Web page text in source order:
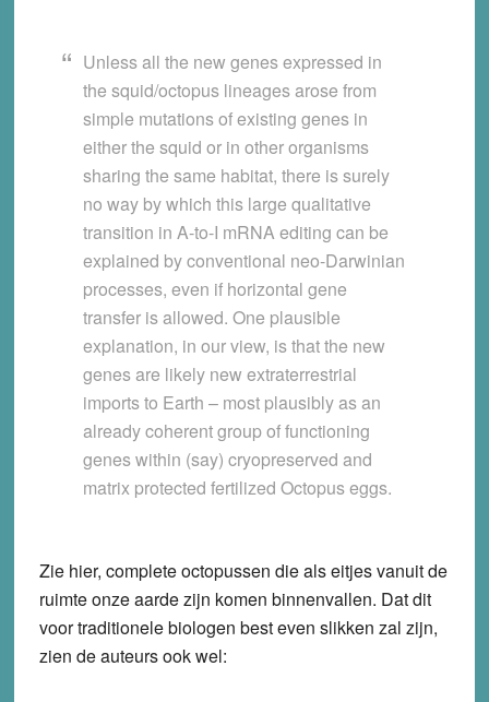
Unless all the new genes expressed in
the squid/octopus lineages arose from
simple mutations of existing genes in
either the squid or in other organisms
sharing the same habitat, there is surely
no way by which this large qualitative
transition in A-to-I mRNA editing can be
explained by conventional neo-Darwinian
processes, even if horizontal gene
transfer is allowed. One plausible
explanation, in our view, is that the new
genes are likely new extraterrestrial
imports to Earth – most plausibly as an
already coherent group of functioning
genes within (say) cryopreserved and
matrix protected fertilized Octopus eggs.
Zie hier, complete octopussen die als eitjes vanuit de
ruimte onze aarde zijn komen binnenvallen. Dat dit
voor traditionele biologen best even slikken zal zijn,
zien de auteurs ook wel: